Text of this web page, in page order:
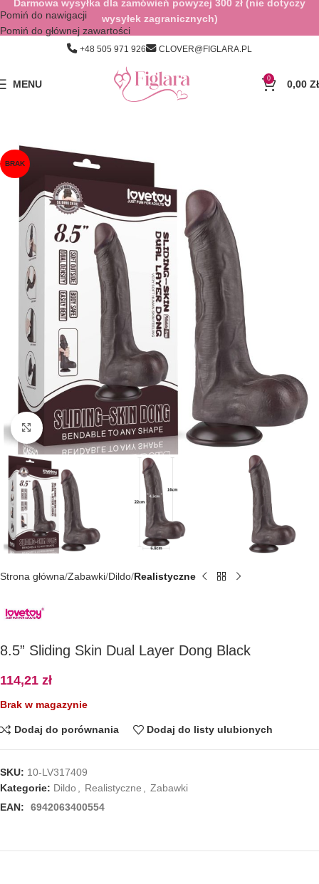
Pomiń do nawigacji
Pomiń do głównej zawartości
+48 505 971 926 CLOVER@FIGLARA.PL
MENU 0 0,00
BRAK
Kliknij, aby powiększyć
Strona główna Zabawki Dildo Realistyczne
8.5” Sliding Skin Dual Layer Dong Black
114,21 zł
Brak w magazynie
Dodaj do porównania Dodaj do listy ulubionych
SKU: 10-LV317409
Kategorie: Dildo Realistyczne
Zabawki
EAN:
6942063400554
Darmowa wysyłka dla zamówień powyżej 300 zł (nie dotyczy
wysyłek zagranicznych)